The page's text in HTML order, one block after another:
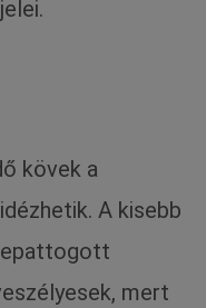
kövek a
A kisebb
mert